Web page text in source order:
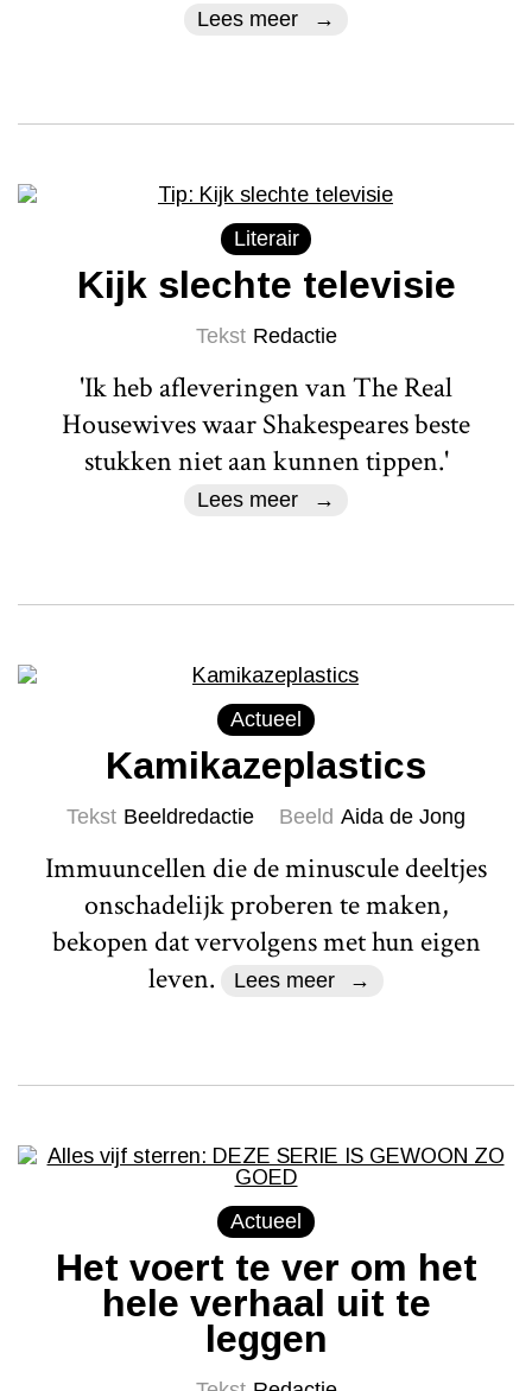
Lees meer
Literair
Kijk slechte televisie
Tekst Redactie
'Ik heb afleveringen van The Real
Housewives waar Shakespeares beste
stukken niet aan kunnen tippen.'
Lees meer
Actueel
Kamikazeplastics
Tekst Beeldredactie Beeld Aida de Jong
Immuuncellen die de minuscule deeltjes
onschadelijk proberen te maken,
bekopen dat vervolgens met hun eigen
leven.
Lees meer
Actueel
Het voert te ver om het
hele verhaal uit te
leggen